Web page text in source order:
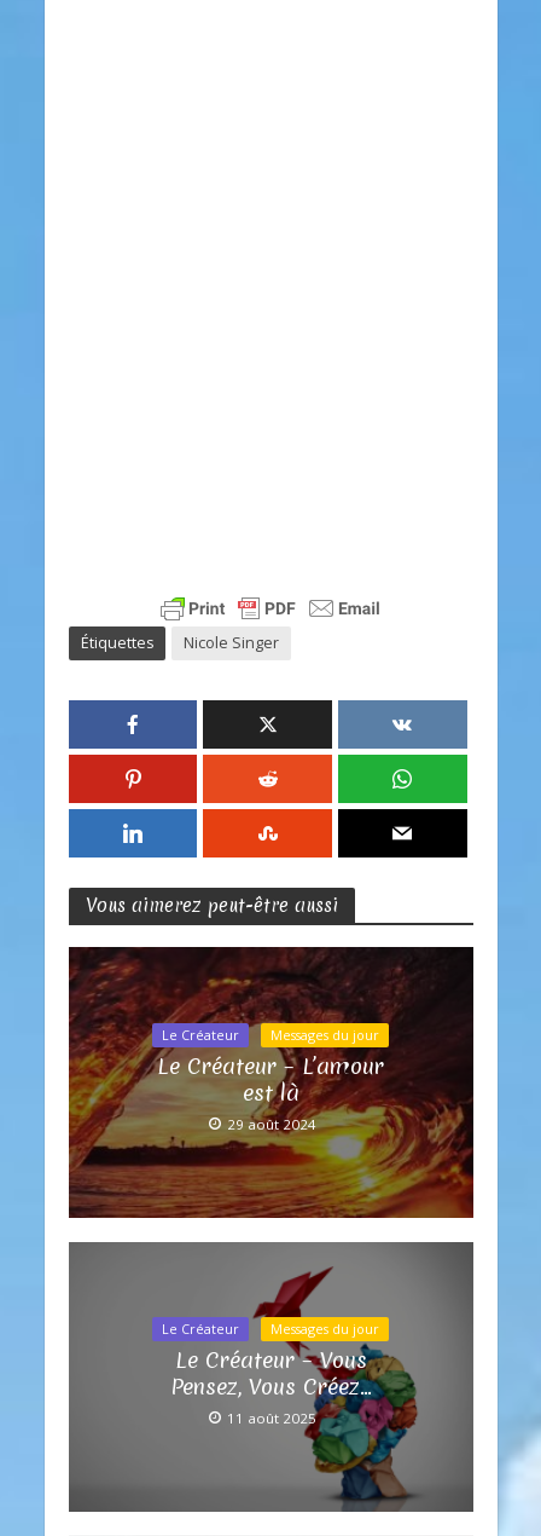
Étiquettes Nicole Singer
Vous aimerez peut-être aussi
Le Créateur Messages du jour
Le Créateur – L’amour
est là
29 août 2024
Le Créateur Messages du jour
Le Créateur – Vous
Pensez, Vous Créez…
11 août 2025